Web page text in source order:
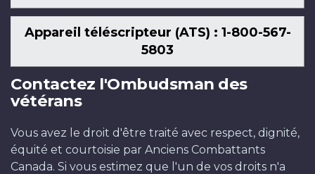
Appareil téléscripteur (ATS) : 1-800-567-
5803
Contactez l'Ombudsman des
vétérans
Vous avez le droit d'être traité avec respect, dignité,
équité et courtoisie par Anciens Combattants
Canada. Si vous estimez que l'un de vos droits n'a